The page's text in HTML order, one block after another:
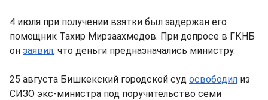
4 июля при получении взятки был задержан его
помощник Тахир Мирзаахмедов. При допросе в ГКНБ
он заявил, что деньги предназначались министру.
25 августа Бишкекский городской суд освободил из
СИЗО экс-министра под поручительство семи